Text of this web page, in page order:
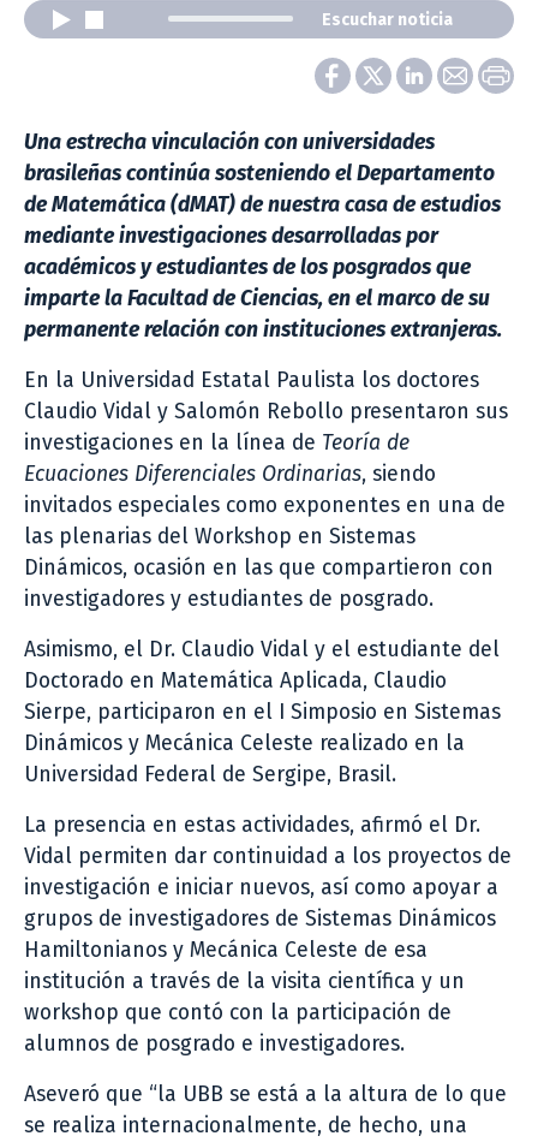
Escuchar noticia
Una estrecha vinculación con universidades
brasileñas continúa sosteniendo el Departamento
de Matemática (dMAT) de nuestra casa de estudios
mediante investigaciones desarrolladas por
académicos y estudiantes de los posgrados que
imparte la Facultad de Ciencias, en el marco de su
permanente relación con instituciones extranjeras.
En la Universidad Estatal Paulista los doctores
Claudio Vidal y Salomón Rebollo presentaron sus
investigaciones en la línea de Teoría de
Ecuaciones Diferenciales Ordinarias, siendo
invitados especiales como exponentes en una de
las plenarias del Workshop en Sistemas
Dinámicos, ocasión en las que compartieron con
investigadores y estudiantes de posgrado.
Asimismo, el Dr. Claudio Vidal y el estudiante del
Doctorado en Matemática Aplicada, Claudio
Sierpe, participaron en el I Simposio en Sistemas
Dinámicos y Mecánica Celeste realizado en la
Universidad Federal de Sergipe, Brasil.
La presencia en estas actividades, afirmó el Dr.
Vidal permiten dar continuidad a los proyectos de
investigación e iniciar nuevos, así como apoyar a
grupos de investigadores de Sistemas Dinámicos
Hamiltonianos y Mecánica Celeste de esa
institución a través de la visita científica y un
workshop que contó con la participación de
alumnos de posgrado e investigadores.
Aseveró que “la UBB se está a la altura de lo que
se realiza internacionalmente, de hecho, una